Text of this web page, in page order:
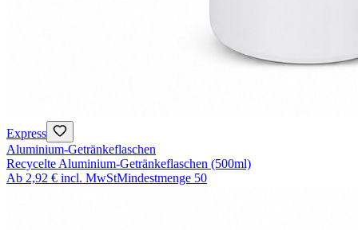
Express
Aluminium-Getränkeflaschen
Recycelte Aluminium-Getränkeflaschen (500ml)
Ab 2,92 € incl. MwStMindestmenge 50